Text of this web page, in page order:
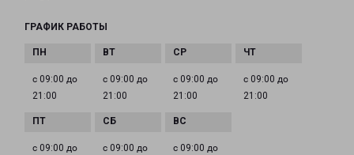
ГРАФИК РАБОТЫ
с 09:00 до
21:00
с 09:00 до
21:00
с 09:00 до
21:00
с 09:00 до
21:00
с 09:00 до
с 09:00 до
с 09:00 до